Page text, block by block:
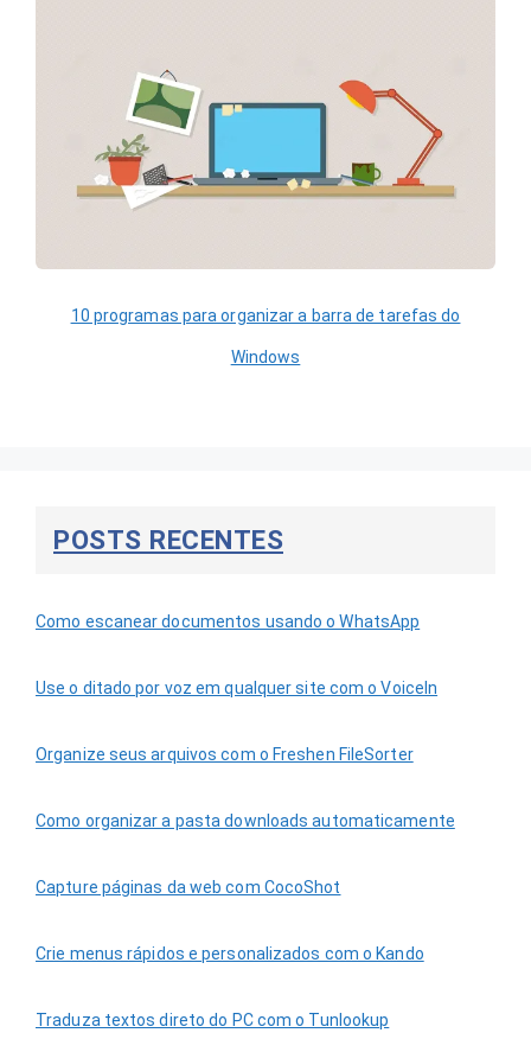
10 programas para organizar a barra de tarefas do
Windows
POSTS RECENTES
Como escanear documentos usando o WhatsApp
Use o ditado por voz em qualquer site com o VoiceIn
Organize seus arquivos com o Freshen FileSorter
Como organizar a pasta downloads automaticamente
Capture páginas da web com CocoShot
Crie menus rápidos e personalizados com o Kando
Traduza textos direto do PC com o Tunlookup